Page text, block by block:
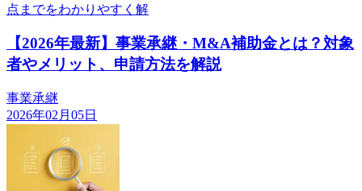
点までをわかりやすく解
【2026年最新】事業承継・M&A補助金とは？対象
者やメリット、申請方法を解説
事業承継
2026年02月05日